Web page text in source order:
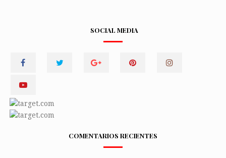
SOCIAL MEDIA
COMENTARIOS RECIENTES